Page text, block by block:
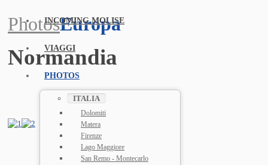
INCOMING MOLISE
VIAGGI
PHOTOS
ITALIA
Dolomiti
Matera
Firenze
Lago Maggiore
San Remo - Montecarlo
PhotosEuropa
Normandia